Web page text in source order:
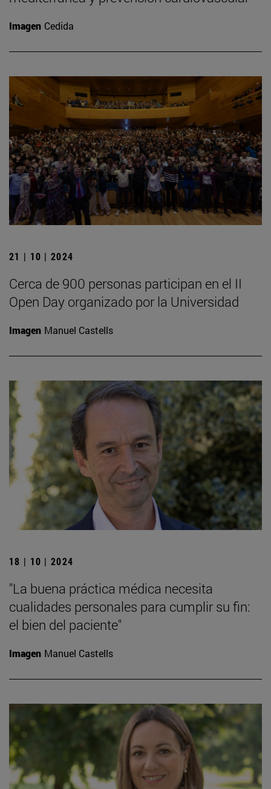
Imagen Cedida
21 | 10 | 2024
Cerca de 900 personas participan en el II
Open Day organizado por la Universidad
Imagen Manuel Castells
18 | 10 | 2024
"La buena práctica médica necesita
cualidades personales para cumplir su fin:
el bien del paciente"
Imagen Manuel Castells